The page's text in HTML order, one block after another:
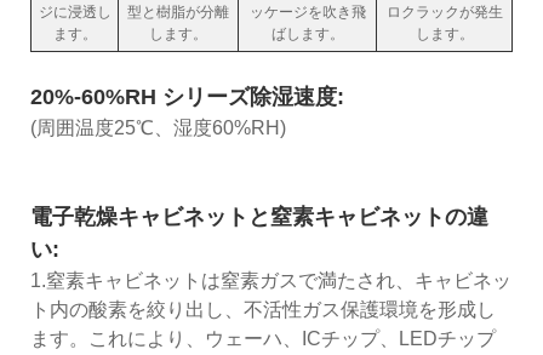
ジに浸透し
ます。
型と樹脂が分離
します。
ッケージを吹き飛
ばします。
ロクラックが発生
します。
20%-60%RH シリーズ除湿速度:
(周囲温度25℃、湿度60%RH)
電子乾燥キャビネットと窒素キャビネットの違
い:
1.窒素キャビネットは窒素ガスで満たされ、キャビネッ
ト内の酸素を絞り出し、不活性ガス保護環境を形成し
ます。これにより、ウェーハ、ICチップ、LEDチップ